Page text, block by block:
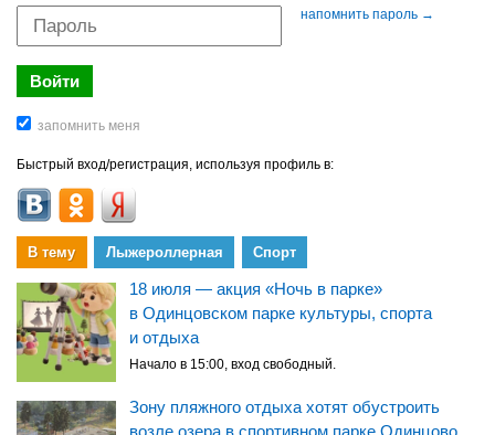
напомнить пароль →
Быстрый вход/регистрация, используя профиль в:
В тему Лыжероллерная Спорт
18 июля — акция «Ночь в парке»
в Одинцовском парке культуры, спорта
и отдыха
Начало в 15:00, вход свободный.
Зону пляжного отдыха хотят обустроить